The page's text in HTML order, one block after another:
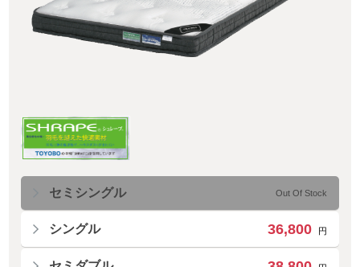
セミシングル Out Of Stock
シングル 36,800 円